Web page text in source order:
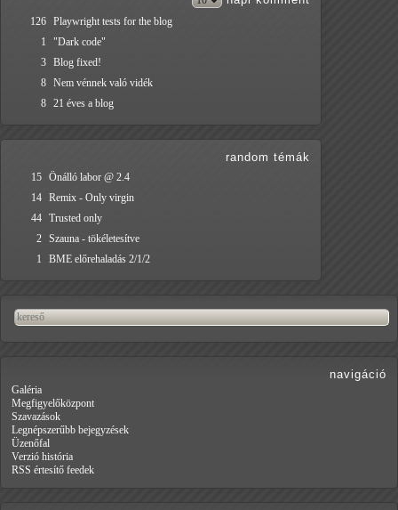
126 Playwright tests for the blog
1
"Dark code"
3 Blog fixed!
8 Nem vénnek való vidék
8 21 éves a blog
random témák
15 Önálló labor @ 2.4
14 Remix - Only virgin
44 Trusted only
2 Szauna - tökéletesítve
1
BME előrehaladás 2/1/2
navigáció
Galéria
Megfigyelőközpont
Szavazások
Legnépszerűbb bejegyzések
Üzenőfal
Verzió história
RSS értesítő feedek